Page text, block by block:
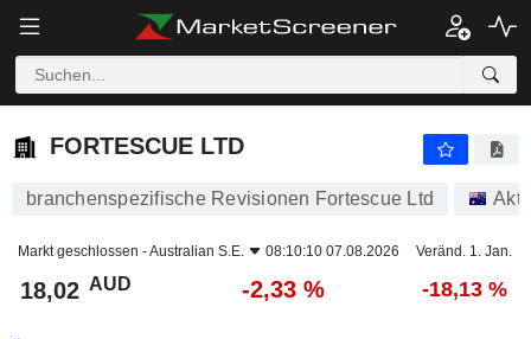
FORTESCUE LTD
FORTESCUE LTD
branchenspezifische Revisionen Fortescue Ltd
Markt geschlossen -Australian S.E. 08:10:10 07.08.2026 Veränd. 1. Jan.
18,02 AUD -2,33 % -18,13 %